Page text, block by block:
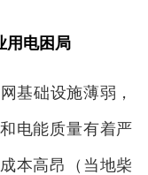
用电困局
基础设施薄弱，
电能质量有着严
本高昂（当地柴